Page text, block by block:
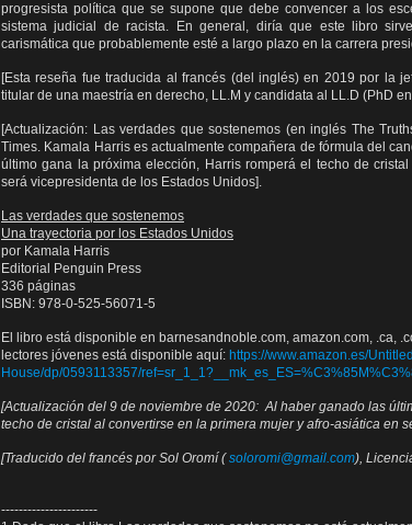
progresista política que se supone que debe convencer a los
sistema judicial de racista. En general, diría que este libro
carismática que probablemente esté a largo plazo en la carrera
[Esta reseña fue traducida al francés (del inglés) en 2019 por la
titular de una maestría en derecho, LL.M y candidata al LL.D (PhD
[Actualización: Las verdades que sostenemos (en inglés The
Times. Kamala Harris es actualmente compañera de fórmula del
último gana la próxima elección, Harris romperá el techo de
será vicepresidenta de los Estados Unidos].
Las verdades que sostenemos
Una trayectoria por los Estados Unidos
por Kamala Harris
Editorial Penguin Press
336 páginas
ISBN: 978-0-525-56071-5
El libro está disponible en barnesandnoble.com, amazon.com, .ca,
lectores jóvenes está disponible aquí: https://www.amazon.es/
House/dp/0593113357/
[Actualización del 9 de noviembre de 2020: Al haber ganado las
techo de cristal al convertirse en la primera mujer y afro-asiática en
[Traducido del francés por Sol Oromí (soloromi@gmail.com),
----------------------